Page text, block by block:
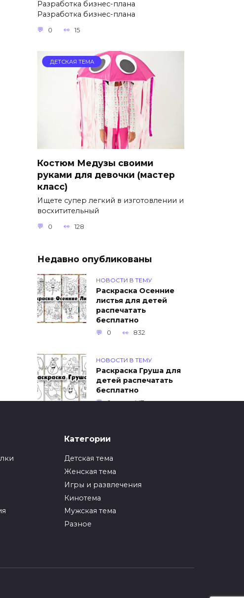
Разработка бизнес-плана
Разработка бизнес-плана
0 15
ДЕТСКАЯ ТЕМА
Костюм Медузы своими
руками для девочки (мастер
класс)
Ищете супер легкий в изготовлении и
восхитительный
0 128
Недавно опубликованы
НОВОСТИ В ТЕМУ
Раскраска Осенние
листья для детей
распечатать
бесплатно
0 832
НОВОСТИ В ТЕМУ
Раскраска Груша для
детей распечатать
бесплатно
0 447
Как упаковать вещи
0
Как вырастить ананас
из верхушки в
Категории
Детская тема
Женская тема
Игры и развлечения
Кинотема
Мужская тема
Разное